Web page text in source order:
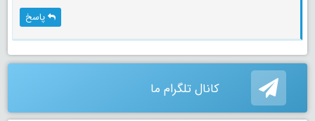
پاسخ
کانال تلگرام ما